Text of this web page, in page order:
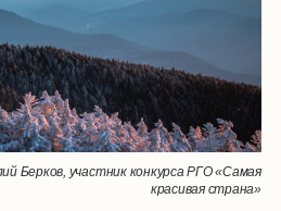
Берков, участник конкурса РГО «Самая
красивая страна»